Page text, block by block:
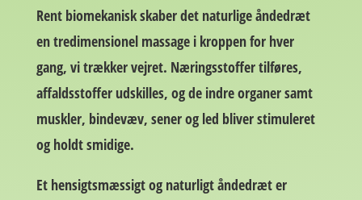
Rent biomekanisk skaber det naturlige åndedræt
en tredimensionel massage i kroppen for hver
gang, vi trækker vejret. Næringsstoffer tilføres,
affaldsstoffer udskilles, og de indre organer samt
muskler, bindevæv, sener og led bliver stimuleret
og holdt smidige.
Et hensigtsmæssigt og naturligt åndedræt er